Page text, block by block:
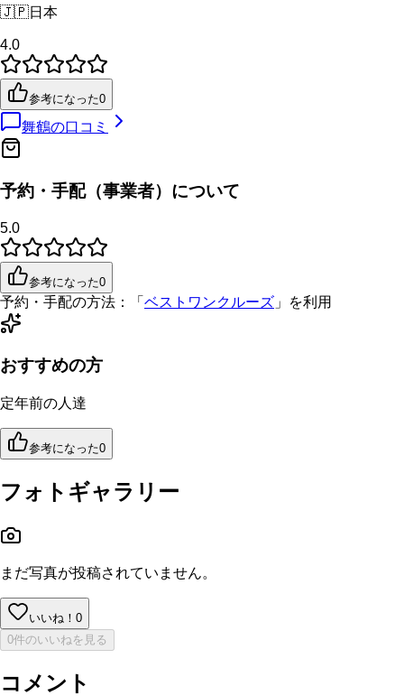
🇯🇵日本
4.0
参考になった0
舞鶴の口コミ
予約・手配（事業者）について
5.0
参考になった0
予約・手配の方法： 「 ベストワンクルーズ 」を利用
おすすめの方
定年前の人達
参考になった0
フォトギャラリー
まだ写真が投稿されていません。
いいね！ 0
0件のいいねを見る
コメント